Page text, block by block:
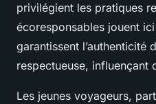
privilégient les pratiques
écoresponsables jouent
garantissent l’authenticité
respectueuse, influençant
Les jeunes voyageurs,